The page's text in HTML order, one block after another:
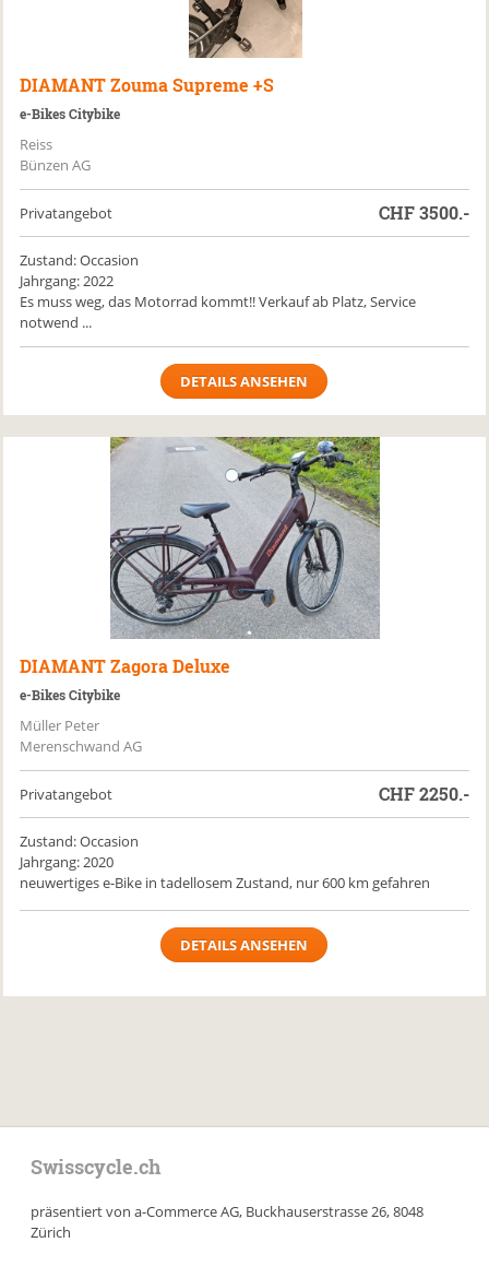
DIAMANT Zouma Supreme +S
e-Bikes Citybike
Reiss
Bünzen AG
Privatangebot CHF3500.-
Zustand: Occasion
Jahrgang: 2022
Es muss weg, das Motorrad kommt!! Verkauf ab Platz, Service
notwend ...
DETAILS ANSEHEN
DIAMANT Zagora Deluxe
e-Bikes Citybike
Müller Peter
Merenschwand AG
Privatangebot CHF2250.-
Zustand: Occasion
Jahrgang: 2020
neuwertiges e-Bike in tadellosem Zustand, nur 600 km gefahren
DETAILS ANSEHEN
Swisscycle.ch
präsentiert von a-Commerce AG, Buckhauserstrasse 26, 8048
Zürich